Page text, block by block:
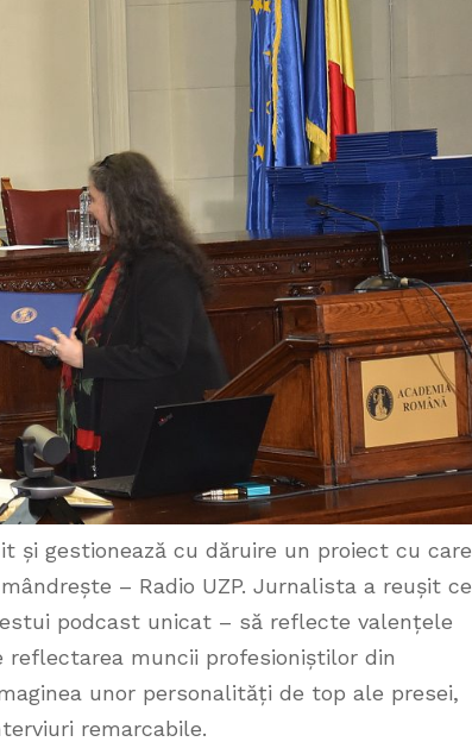
și gestionează cu dăruire un proiect cu care
– Radio UZP. Jurnalista a reușit ce
podcast unicat – să reflecte valențele
muncii profesioniștilor din
unor personalități de top ale presei,
remarcabile.